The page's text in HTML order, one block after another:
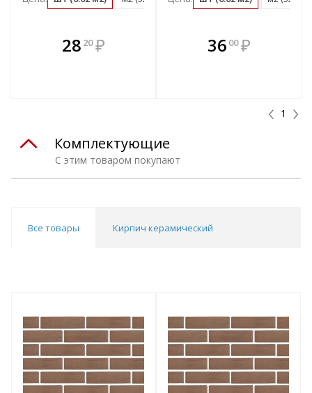
28 20 ₽
В комплекте
всегда выгоднее!
В комплекте
всегда выгоднее!
36 00 ₽
1
С этим товаром покупают
Комплектующие
Все товары Кирпич керамический